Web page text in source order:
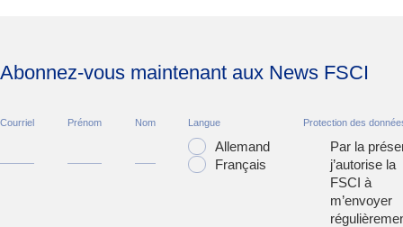
Abonnez-vous maintenant aux News FSCI
Courriel Prénom Nom Langue
Allemand
Français
Protection des
Par la
j’autorise la
FSCI à
m’envoyer